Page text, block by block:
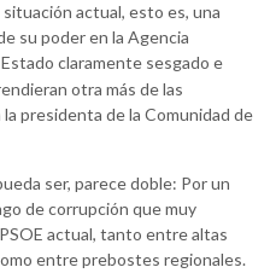
actual, esto es, una
su poder en la Agencia
claramente sesgado e
otra más de las
presidenta de la Comunidad de
ser, parece doble: Por un
de corrupción que muy
actual, tanto entre altas
entre prebostes regionales.